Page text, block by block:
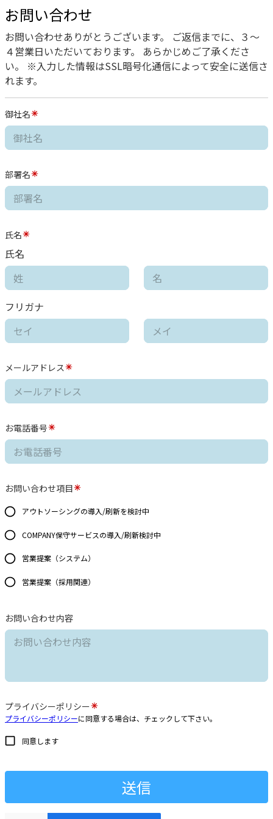
お問い合わせ
お問い合わせありがとうございます。 ご返信までに、３〜
４営業日いただいております。 あらかじめご了承くださ
い。 ※入力した情報はSSL暗号化通信によって安全に送信さ
れます。
御社名
部署名
氏名
氏名
フリガナ
メールアドレス
お電話番号
お問い合わせ項目
アウトソーシングの導入/刷新を検討中
COMPANY保守サービスの導入/刷新検討中
営業提案（システム）
営業提案（採用関連）
お問い合わせ内容
プライバシーポリシー
プライバシーポリシーに同意する場合は、チェックして下さい。
同意します
送信